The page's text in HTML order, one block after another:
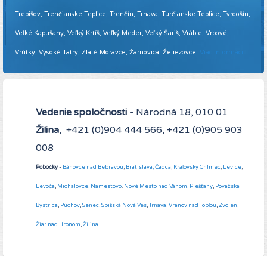
Trebišov, Trenčianske Teplice, Trenčín, Trnava, Turčianske Teplice, Tvrdošín,
Veľké Kapušany, Veľký Krtíš, Veľký Meder, Veľký Šariš, Vráble, Vrbové,
Vrútky, Vysoké Tatry, Zlaté Moravce, Žarnovica, Želiezovce. Viac informácií ...
Vedenie spoločnosti - Národná 18, 010 01
Žilina, +421 (0)904 444 566, +421 (0)905 903
008
Pobočky- Bánovce nad Bebravou, Bratislava,Čadca, Kráľovský Chlmec, Levice,
Levoča, Michalovce, Námestovo. Nové Mesto nad Váhom, Piešťany, Považská
Bystrica, Púchov,Senec,Spišská Nová Ves,Trnava,Vranov nad Topľou,Zvolen,
Žiar nad Hronom,Žilina